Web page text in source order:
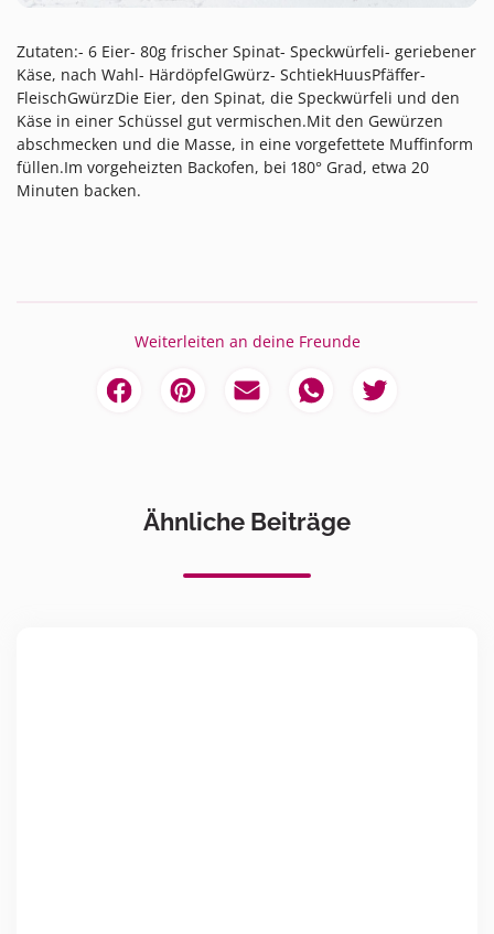
Zutaten:- 6 Eier- 80g frischer Spinat- Speckwürfeli- geriebener
Käse, nach Wahl- HärdöpfelGwürz- SchtiekHuusPfäffer-
FleischGwürzDie Eier, den Spinat, die Speckwürfeli und den
Käse in einer Schüssel gut vermischen.Mit den Gewürzen
abschmecken und die Masse, in eine vorgefettete Muffinform
füllen.Im vorgeheizten Backofen, bei 180° Grad, etwa 20
Minuten backen.
Weiterleiten an deine Freunde
Ähnliche Beiträge